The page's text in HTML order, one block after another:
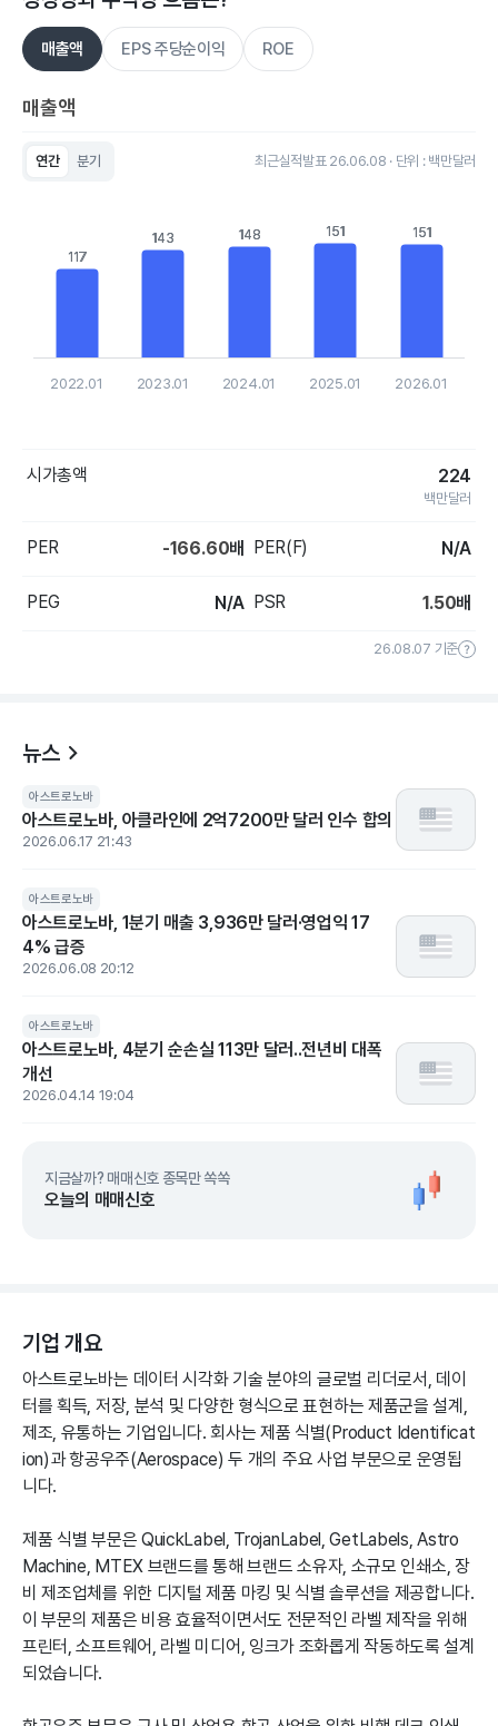
매출액 EPS 주당순이익 ROE
매출액
연간 분기 최근실적발표 26.06.08 · 단위 : 백만달러
View as data table, Chart
The chart has 1 X axis displaying categories.
The chart has 1 Y axis displaying values. Data ranges from
117
117
143
143 148
148 151
151 151
151
2022.01 2023.01 2024.01 2025.01 2026.01
시가총액 224
백만달러
PER -166.60배 PER(F) N/A
PEG N/A PSR 1.50배
26.08.07 기준
뉴스
아스트로노바
아스트로노바, 아클라인에 2억7200만 달러 인수 합의
2026.06.17 21:43
아스트로노바
아스트로노바, 1분기 매출 3,936만 달러·영업익 17
4% 급증
2026.06.08 20:12
아스트로노바
아스트로노바, 4분기 순손실 113만 달러..전년비 대폭
개선
2026.04.14 19:04
지금살까? 매매신호 종목만 쏙쏙
오늘의 매매신호
기업 개요
아스트로노바는 데이터 시각화 기술 분야의 글로벌 리더로서, 데이
터를 획득, 저장, 분석 및 다양한 형식으로 표현하는 제품군을 설계,
제조, 유통하는 기업입니다. 회사는 제품 식별(Product Identificat
ion)과 항공우주(Aerospace) 두 개의 주요 사업 부문으로 운영됩
니다.
제품 식별 부문은 QuickLabel, TrojanLabel, GetLabels, Astro
Machine, MTEX 브랜드를 통해 브랜드 소유자, 소규모 인쇄소, 장
비 제조업체를 위한 디지털 제품 마킹 및 식별 솔루션을 제공합니다.
이 부문의 제품은 비용 효율적이면서도 전문적인 라벨 제작을 위해
프린터, 소프트웨어, 라벨 미디어, 잉크가 조화롭게 작동하도록 설계
되었습니다.